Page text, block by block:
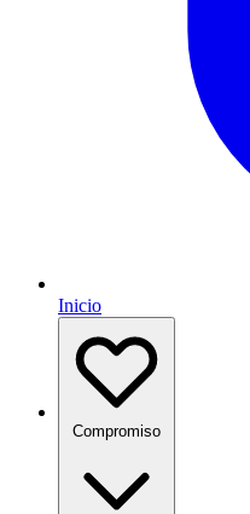
Inicio
Compromiso